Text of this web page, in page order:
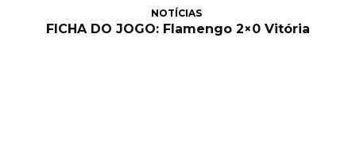
NOTÍCIAS
FICHA DO JOGO: Flamengo 2×0 Vitória